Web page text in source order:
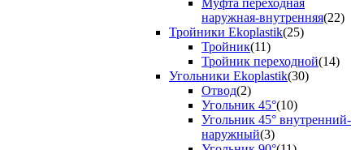
наружная-внутренняя(22)
Тройники Ekoplastik(25)
Тройник(11)
Тройник переходной(14)
Угольники Ekoplastik(30)
Отвод(2)
Угольник 45°(10)
Угольник 45° внутренний-
наружный(3)